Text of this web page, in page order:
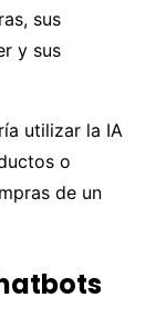
sus
y sus
utilizar la IA
o
de un